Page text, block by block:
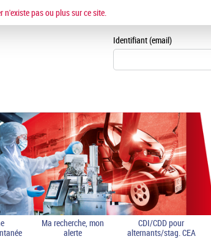
Identifiant (email)
Ma recherche, mon
alerte
CDI/CDD pour
alternants/stag. CEA
n'existe pas ou plus sur ce site.